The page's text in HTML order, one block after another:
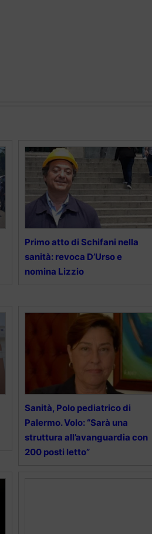
Primo atto di Schifani nella
sanità: revoca D’Urso e
nomina Lizzio
Sanità, Polo pediatrico di
Palermo. Volo: “Sarà una
struttura all’avanguardia con
200 posti letto”